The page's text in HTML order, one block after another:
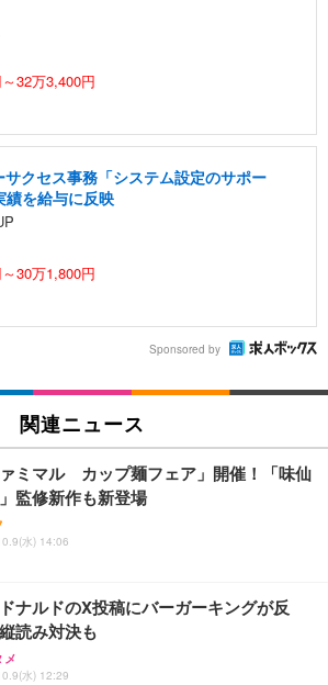
32万3,400円
クセス事務「システム設定のサポー
績を給与に反映
30万1,800円
Sponsored by
関連ニュース
ァミマル カップ麺フェア」開催！「味仙
監修新作も新登場
水) 14:06
ナルドのX投稿にバーガーキングが反
読み対決も
メ
水) 12:29